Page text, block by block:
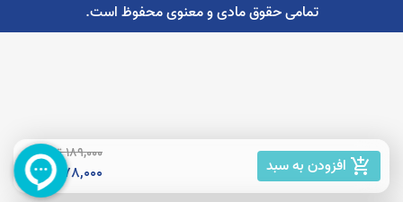
add_shopping_cart افزودن به سبد
189,000 تومان
178,000 تومان
تمامی حقوق مادی و معنوی محفوظ است.